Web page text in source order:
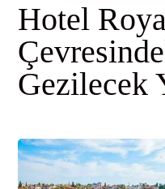
Hotel
Gezilecek